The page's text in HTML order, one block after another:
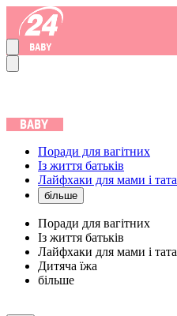
Поради для вагітних
Із життя батьків
Лайфхаки для мами і тата
більше
Поради для вагітних
Із життя батьків
Лайфхаки для мами і тата
Дитяча їжа
більше